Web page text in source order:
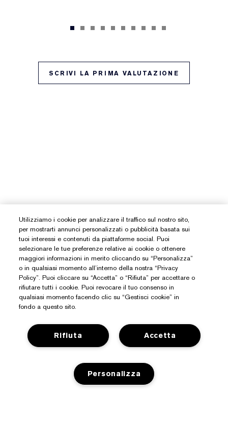
SCRIVI LA PRIMA VALUTAZIONE
Hai Bisogno Di Aiuto?
Utilizziamo i cookie per analizzare il traffico sul nostro sito,
per mostrarti annunci personalizzati o pubblicità basata sui
tuoi interessi e contenuti da piattaforme social. Puoi
selezionare le tue preferenze relative ai cookie o ottenere
maggiori informazioni in merito cliccando su “Personalizza”
o in qualsiasi momento all’interno della nostra “Privacy
Policy”. Puoi cliccare su “Accetta” o “Rifiuta” per accettare o
rifiutare tutti i cookie. Puoi revocare il tuo consenso in
qualsiasi momento facendo clic su “Gestisci cookie” in
fondo a questo sito.
Accetta
Rifiuta
Personalizza